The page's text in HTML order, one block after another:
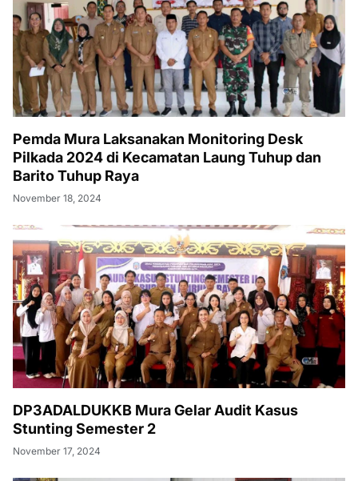
Pemda Mura Laksanakan Monitoring Desk
Pilkada 2024 di Kecamatan Laung Tuhup dan
Barito Tuhup Raya
November 18, 2024
DP3ADALDUKKB Mura Gelar Audit Kasus
Stunting Semester 2
November 17, 2024